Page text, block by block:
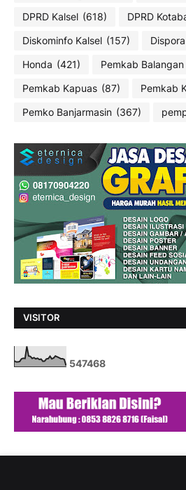
DPRD Kalsel (618) DPRD
Diskominfo Kalsel (157)
Honda (421) Pemkab Balangan
Pemkab Kapuas (87) Pemkab
Pemko Banjarmasin (367)
VISITOR
547468